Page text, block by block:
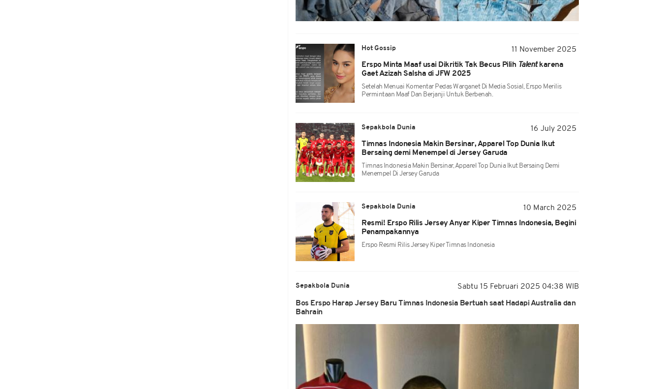
Hot Gossip
11 November 2025
Erspo Minta Maaf usai Dikritik Tak Becus Pilih Talentkarena
Gaet Azizah Salsha di JFW 2025
Setelah Menuai Komentar Pedas Warganet Di Media Sosial, Erspo Merilis
Permintaan Maaf Dan Berjanji Untuk Berbenah.
Sepakbola Dunia
16 July 2025
Timnas Indonesia Makin Bersinar, Apparel Top Dunia Ikut
Bersaing demi Menempel di Jersey Garuda
Timnas Indonesia Makin Bersinar, Apparel Top Dunia Ikut Bersaing Demi
Menempel Di Jersey Garuda
Sepakbola Dunia
10 March 2025
Resmi! Erspo Rilis Jersey Anyar Kiper Timnas Indonesia, Begini
Penampakannya
Erspo Resmi Rilis Jersey Kiper Timnas Indonesia
Sepakbola Dunia Sabtu 15 Februari 2025 04:38 WIB
Bos Erspo Harap Jersey Baru Timnas Indonesia Bertuah saat Hadapi Australia dan
Bahrain